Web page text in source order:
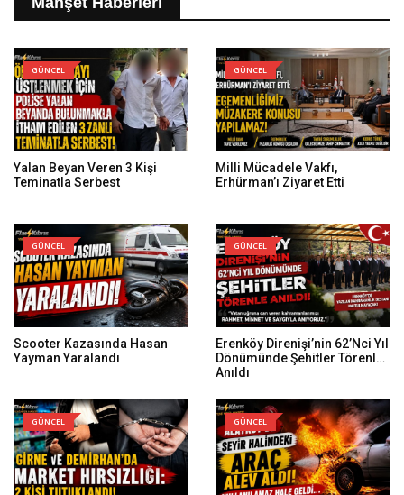
GÜNCEL
Yalan Beyan Veren 3 Kişi
Teminatla Serbest
GÜNCEL
Milli Mücadele Vakfı,
Erhürman’ı Ziyaret Etti
GÜNCEL
Scooter Kazasında Hasan
Yayman Yaralandı
GÜNCEL
Erenköy Direnişi’nin 62’nci Yıl
Dönümünde Şehitler Törenle
Anıldı
GÜNCEL GÜNCEL